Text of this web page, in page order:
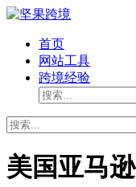
首页
网站工具
跨境经验
美国亚马